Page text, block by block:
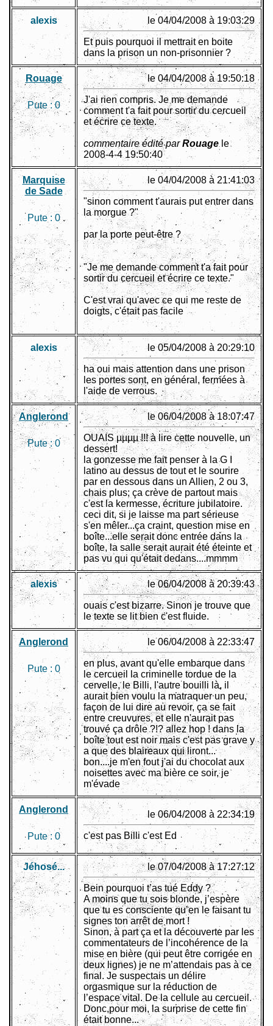
alexis le 04/04/2008 à 19:03:29
Et puis pourquoi il mettrait en boite
dans la prison un non-prisonnier ?
Rouage
Pute :0
le 04/04/2008 à 19:50:18
J'ai rien compris. Je me demande
comment t'a fait pour sortir du cercueil
et écrire ce texte.
commentaire édité parRouage le
2008-4-4 19:50:40
Marquise
de Sade
Pute : 0
le 04/04/2008 à 21:41:03
"sinon comment t'aurais put entrer dans
la morgue ?"
par la porte peut-être ?
"Je me demande comment t'a fait pour
sortir du cercueil et écrire ce texte."
C'est vrai qu'avec ce qui me reste de
doigts, c'était pas facile
alexis le 05/04/2008 à 20:29:10
ha oui mais attention dans une prison
les portes sont, en général, fermées à
l'aide de verrous.
Anglerond
Pute :0
le 06/04/2008 à 18:07:47
OUAIS µµµµ !!! à lire cette nouvelle, un
dessert!
la gonzesse me fait penser à la G I
latino au dessus de tout et le sourire
par en dessous dans un Allien, 2 ou 3,
chais plus; ça crève de partout mais
c'est la kermesse, écriture jubilatoire.
ceci dit, si je laisse ma part sérieuse
s'en mêler...ça craint, question mise en
boîte...elle serait donc entrée dans la
boîte, la salle serait aurait été éteinte et
pas vu qui qu'était dedans....mmmm
alexis le 06/04/2008 à 20:39:43
ouais c'est bizarre. Sinon je trouve que
le texte se lit bien c'est fluide.
Anglerond
Pute : 0
le 06/04/2008 à 22:33:47
en plus, avant qu'elle embarque dans
le cercueil la criminelle tordue de la
cervelle, le Billi, l'autre bouilli là, il
aurait bien voulu la matraquer un peu,
façon de lui dire au revoir, ça se fait
entre creuvures, et elle n'aurait pas
trouvé ça drôle ?!? allez hop ! dans la
boîte tout est noir mais c'est pas grave y
a que des blaireaux qui liront...
bon....je m'en fout j'ai du chocolat aux
noisettes avec ma bière ce soir, je
m'évade
Anglerond
Pute : 0
le 06/04/2008 à 22:34:19
c'est pas Billi c'est Ed
Jéhosé... le 07/04/2008 à 17:27:12
Bein pourquoi t’as tué Eddy ?
A moins que tu sois blonde, j’espère
que tu es consciente qu’en le faisant tu
signes ton arrêt de mort !
Sinon, à part ça et la découverte par les
commentateurs de l’incohérence de la
mise en bière (qui peut être corrigée en
deux lignes) je ne m’attendais pas à ce
final. Je suspectais un délire
orgasmique sur la réduction de
l’espace vital. De la cellule au cercueil.
Donc,pour moi, la surprise de cette fin
était bonne...